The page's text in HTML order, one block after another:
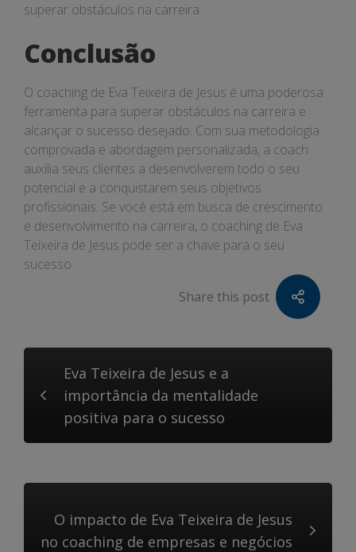
superar obstáculos na carreira.
Conclusão
O coaching de Eva Teixeira de Jesus é uma poderosa
ferramenta para superar obstáculos na carreira e
alcançar o sucesso desejado. Com sua metodologia
comprovada e abordagem personalizada, a coach
auxilia seus clientes a desenvolverem todo o seu
potencial e a conquistarem seus objetivos
profissionais. Se você está em busca de crescimento
e desenvolvimento na carreira, o coaching de Eva
Teixeira de Jesus pode ser a chave para o seu
sucesso.
Share this post
Eva Teixeira de Jesus e a
importância da mentalidade
positiva para o sucesso
O impacto de Eva Teixeira de Jesus
no coaching de empresas e negócios